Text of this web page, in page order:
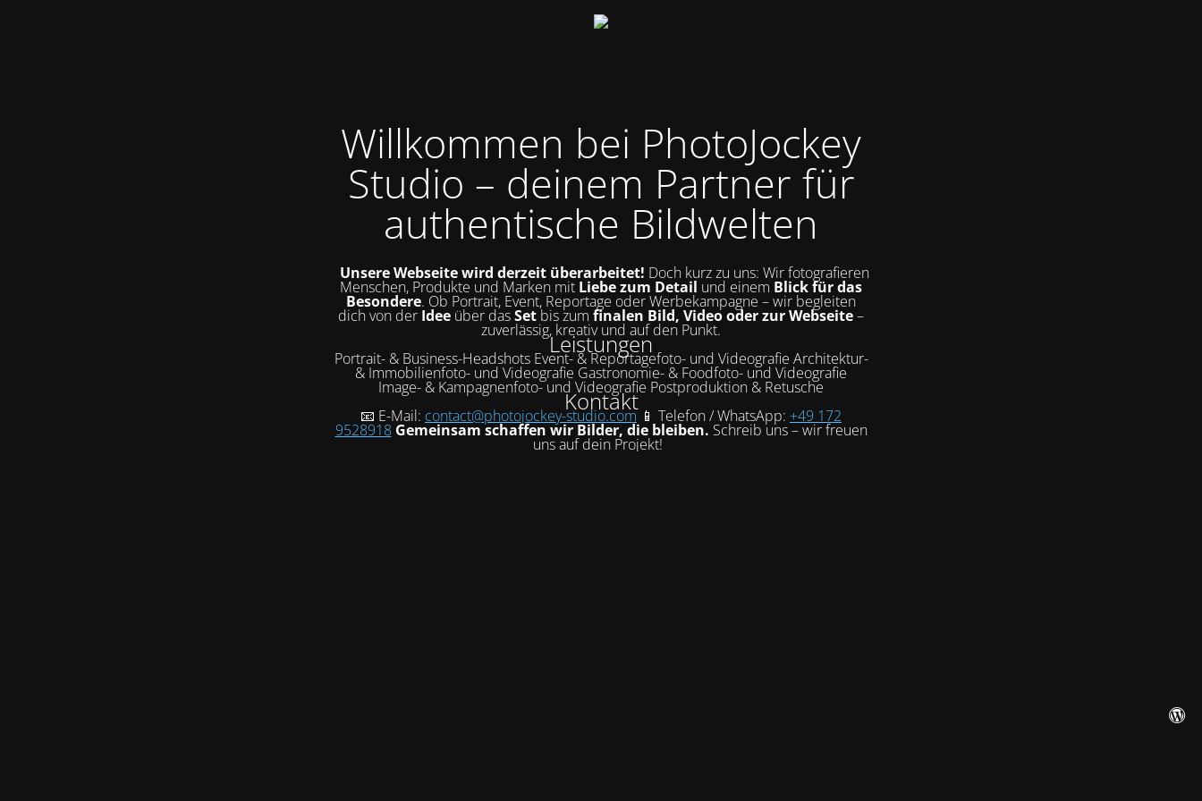
Willkommen bei PhotoJockey
Studio – deinem Partner für
authentische Bildwelten
Unsere Webseite wird derzeit überarbeitet! Doch kurz zu uns: Wir fotografieren
Menschen, Produkte und Marken mit Liebe zum Detail und einem Blick für das
Besondere. Ob Portrait, Event, Reportage oder Werbekampagne – wir begleiten
dich von der Idee über dasSet bis zum finalen Bild, Video oder zur Webseite–
zuverlässig, kreativ und auf den Punkt.
Leistungen
Portrait- & Business-Headshots Event- & Reportagefoto- und Videografie Architektur-
& Immobilienfoto- und Videografie Gastronomie- & Foodfoto- und Videografie
Image- & Kampagnenfoto- und Videografie Postproduktion & Retusche
Kontakt
📧 E-Mail: contact@photojockey-studio.com📱 Telefon / WhatsApp: +49 172
9528918 Gemeinsam schaffen wir Bilder, die bleiben. Schreib uns – wir freuen
uns auf dein Projekt!